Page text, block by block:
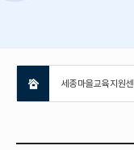
세종마을교육지원